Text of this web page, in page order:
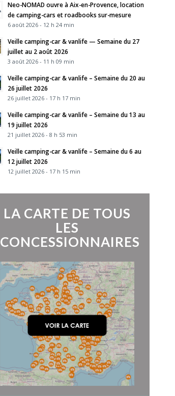
Neo-NOMAD ouvre à Aix-en-Provence, location
de camping-cars et roadbooks sur-mesure
6 août 2026 - 12 h 24 min
Veille camping-car & vanlife — Semaine du 27
juillet au 2 août 2026
3 août 2026 - 11 h 09 min
Veille camping-car & vanlife – Semaine du 20 au
26 juillet 2026
26 juillet 2026 - 17 h 17 min
Veille camping-car & vanlife – Semaine du 13 au
19 juillet 2026
21 juillet 2026 - 8 h 53 min
Veille camping-car & vanlife – Semaine du 6 au
12 juillet 2026
12 juillet 2026 - 17 h 15 min
LA CARTE DE TOUS
LES
CONCESSIONNAIRES